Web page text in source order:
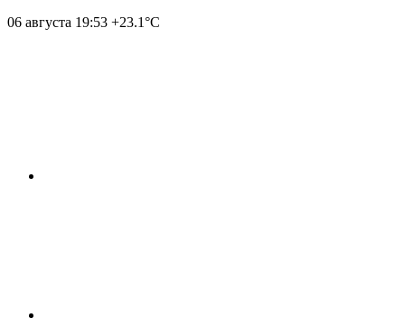
06 августа 19:53 +23.1°С